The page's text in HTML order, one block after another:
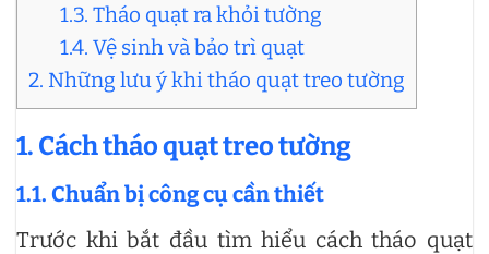
1.3. Tháo quạt ra khỏi tường
1.4. Vệ sinh và bảo trì quạt
2. Những lưu ý khi tháo quạt treo tường
1. Cách tháo quạt treo tường
1.1. Chuẩn bị công cụ cần thiết
Trước khi bắt đầu tìm hiểu cách tháo quạt